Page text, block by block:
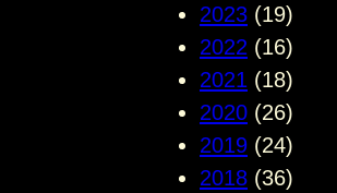
2023 (19)
2022 (16)
2021 (18)
2020 (26)
2019 (24)
2018 (36)